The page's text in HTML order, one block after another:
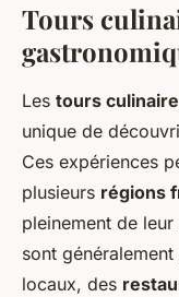
Tours
Les tours
unique de
Ces expériences
plusieurs régions
pleinement de leur
sont
locaux, des